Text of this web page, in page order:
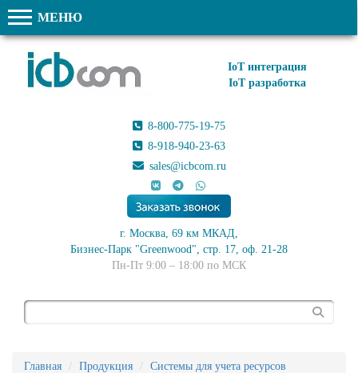
МЕНЮ
IoT интеграция
IoT разработка
8-800-775-19-75
8-918-940-23-63
sales@icbcom.ru
г. Москва, 69 км МКАД,
Бизнес-Парк "Greenwood", стр. 17, оф. 21-28
Пн-Пт 9:00 – 18:00 по МСК
Главная Продукция
Системы для учета ресурсов